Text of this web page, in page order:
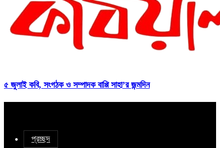
৫ জুলাই কবি, সংগঠক ও সম্পাদক বাপ্পি সাহা’র জন্মদিন
প্রচ্ছদ